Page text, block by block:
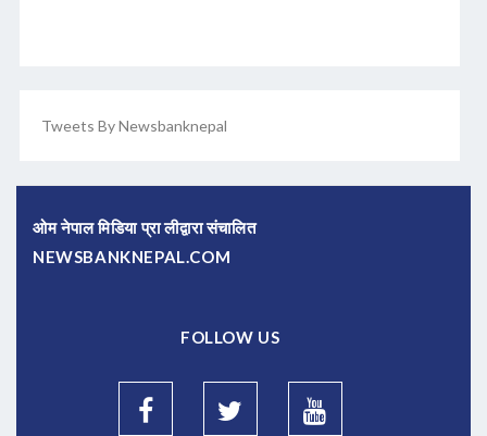
Tweets By Newsbanknepal
ओम नेपाल मिडिया प्रा लीद्वारा संचालित
NEWSBANKNEPAL.COM
FOLLOW US